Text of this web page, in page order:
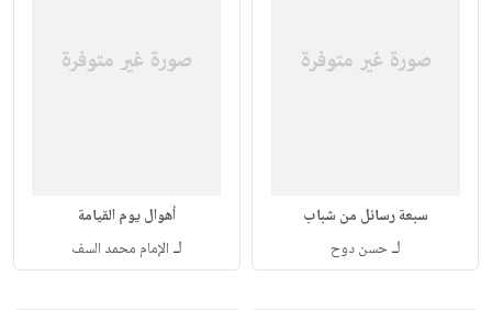
سبعة رسائل من شباب
لـحسن دوح
أهوال يوم القيامة
لـ الإمام محمد السف